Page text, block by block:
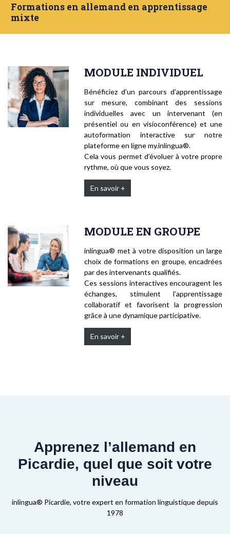
Formations en allemand en apprentissage
mixte
MODULE INDIVIDUEL
Bénéficiez d’un parcours d’apprentissage
sur mesure, combinant des sessions
individuelles avec un intervenant (en
présentiel ou en visioconférence) et une
autoformation interactive sur notre
plateforme en ligne my.inlingua®.
Cela vous permet d’évoluer à votre propre
rythme, où que vous soyez.
En savoir +
MODULE EN GROUPE
inlingua® met à votre disposition un large
choix de formations en groupe, encadrées
par des intervenants qualifiés.
Ces sessions interactives encouragent les
échanges, stimulent l’apprentissage
collaboratif et favorisent la progression
grâce à une dynamique participative.
En savoir +
Apprenez l’allemand en
Picardie, quel que soit votre
niveau
inlingua® Picardie, votre expert en formation linguistique depuis
1978